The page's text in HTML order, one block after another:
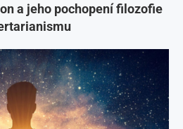
a jeho pochopení filozofie